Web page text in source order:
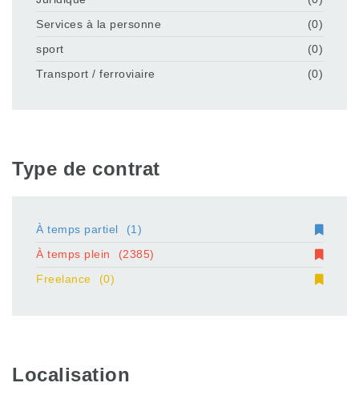
Services à la personne
(0)
sport
(0)
Transport / ferroviaire
(0)
Type de contrat
À temps partiel
(1)
À temps plein
(2385)
Freelance
(0)
Localisation